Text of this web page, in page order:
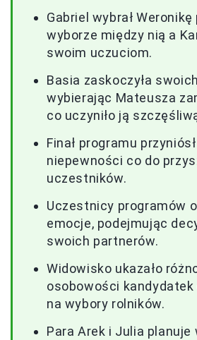
Gabriel wybrał
wyborze między nią a
swoim uczuciom.
Basia zaskoczyła
wybierając Mateusza
co uczyniło ją
Finał programu
niepewności co do
uczestników.
Uczestnicy programów
emocje, podejmując
swoich partnerów.
Widowisko ukazało
osobowości kandydatek
na wybory rolników.
Para Arek i Julia planuje